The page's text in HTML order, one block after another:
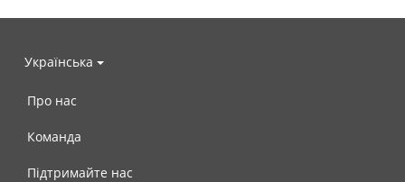
Українська
Про нас
Команда
Підтримайте нас